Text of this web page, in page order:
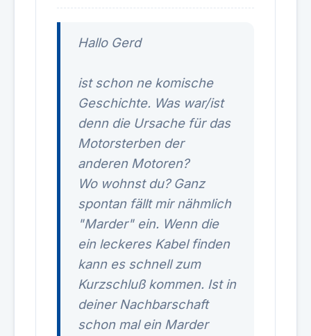
Hallo Gerd
ist schon ne komische
Geschichte. Was war/ist
denn die Ursache für das
Motorsterben der
anderen Motoren?
Wo wohnst du? Ganz
spontan fällt mir nähmlich
"Marder" ein. Wenn die
ein leckeres Kabel finden
kann es schnell zum
Kurzschluß kommen. Ist in
deiner Nachbarschaft
schon mal ein Marder